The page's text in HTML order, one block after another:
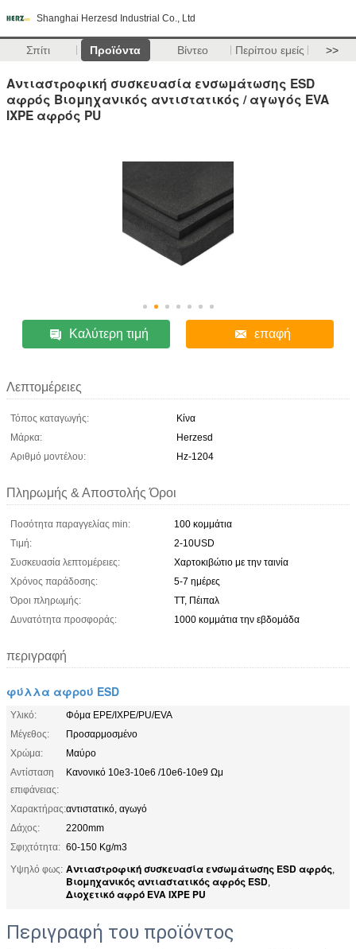
Shanghai Herzesd Industrial Co., Ltd
Σπίτι Προϊόντα Βίντεο Περίπου εμείς >>
Αντιαστροφική συσκευασία ενσωμάτωσης ESD
αφρός Βιομηχανικός αντιστατικός / αγωγός EVA
IXPE αφρός PU
Καλύτερη τιμή επαφή
Λεπτομέρειες
Τόπος καταγωγής:
Κίνα
Μάρκα:
Herzesd
Αριθμό μοντέλου:
Hz-1204
Πληρωμής & Αποστολής Όροι
Ποσότητα παραγγελίας min:
100 κομμάτια
Τιμή:
2-10USD
Συσκευασία λεπτομέρειες:
Χαρτοκιβώτιο με την ταινία
Χρόνος παράδοσης:
5-7 ημέρες
Όροι πληρωμής:
ΤΤ, Πέιπαλ
Δυνατότητα προσφοράς:
1000 κομμάτια την εβδομάδα
περιγραφή
φύλλα αφρού ESD
Υλικό:
Φόμα EPE/IXPE/PU/EVA
Μέγεθος:
Προσαρμοσμένο
Χρώμα:
Μαύρο
Αντίσταση
επιφάνειας:
Κανονικό 10e3-10e6 /10e6-10e9 Ωμ
Χαρακτήρας:αντιστατικό, αγωγό
Δάχος:
2200mm
Σφιχτότητα: 60-150 Kg/m3
Υψηλό φως: Αντιαστροφική συσκευασία ενσωμάτωσης ESD αφρός,
Βιομηχανικός αντιαστατικός αφρός ESD,
Διοχετικό αφρό EVA IXPE PU
Περιγραφή του προϊόντος